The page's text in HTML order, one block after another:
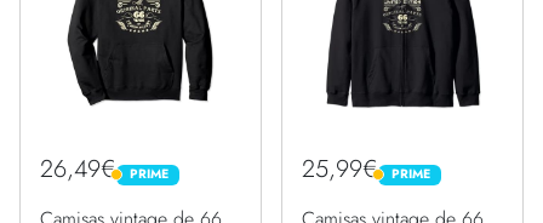
26,49€ PRIME
PRIME 25,99€ PRIME
PRIME